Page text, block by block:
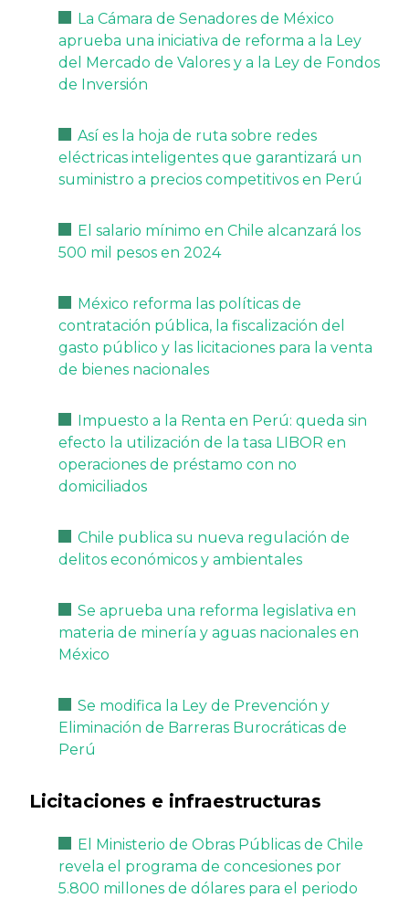
La Cámara de Senadores de México
aprueba una iniciativa de reforma a la Ley
del Mercado de Valores y a la Ley de Fondos
de Inversión
Así es la hoja de ruta sobre redes
eléctricas inteligentes que garantizará un
suministro a precios competitivos en Perú
El salario mínimo en Chile alcanzará los
500 mil pesos en 2024
México reforma las políticas de
contratación pública, la fiscalización del
gasto público y las licitaciones para la venta
de bienes nacionales
Impuesto a la Renta en Perú: queda sin
efecto la utilización de la tasa LIBOR en
operaciones de préstamo con no
domiciliados
Chile publica su nueva regulación de
delitos económicos y ambientales
Se aprueba una reforma legislativa en
materia de minería y aguas nacionales en
México
Se modifica la Ley de Prevención y
Eliminación de Barreras Burocráticas de
Perú
Licitaciones e infraestructuras
El Ministerio de Obras Públicas de Chile
revela el programa de concesiones por
5.800 millones de dólares para el periodo